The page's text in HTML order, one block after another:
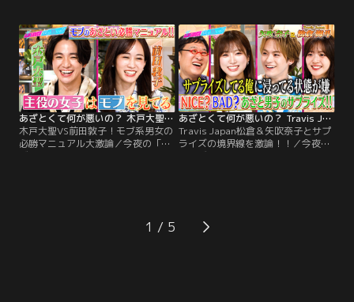
た、あざとい男女のリアルなお部屋
をのぞき見！キラキラしたトップレ
ースクイーンに、コンクリ大好き男
子…自慢のインテリア＆おもてなし
プランはアリ？ナシ？を徹底検証
めの【逆転恋愛術】を学ぶ！「なん
て身になる回！！」スタジオメンバ
ーが激しく賛同した MEGUMI先生の
深すぎる金言とは…！？
あざとくて何が悪いの？ 木戸大聖VS前田敦子！モブ系男女の必勝マニュアル大激論（2026/06/04放送分）
木戸大聖VS前田敦子！モブ系男女の
必勝マニュアル大激論／今夜の「あ
ざとくて何が悪いの？」は俳優の木
勝つための必勝方法を深掘り！さら
に！今夜も前田独自の恋愛理論が連
あざとくて何が悪いの？ Travis Japan松倉＆矢吹奈子とサプライズの境界線を激論！！（2026/05/28放送分）
Travis Japan松倉＆矢吹奈子とサプ
ライズの境界線を激論！！／今夜の
「あざとくて何が悪いの？」は
事例を再現ドラマ化！【プロポーズ
のシチュエーション】【恋人への手
1